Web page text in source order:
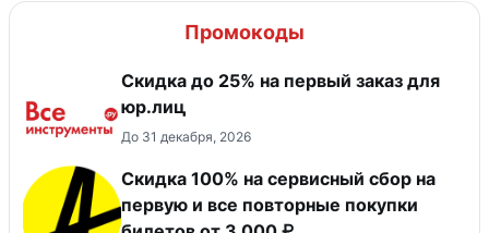
Промокоды
Скидка до 25% на первый заказ для
юр.лиц
До 31 декабря, 2026
Скидка 100% на сервисный сбор на
первую и все повторные покупки